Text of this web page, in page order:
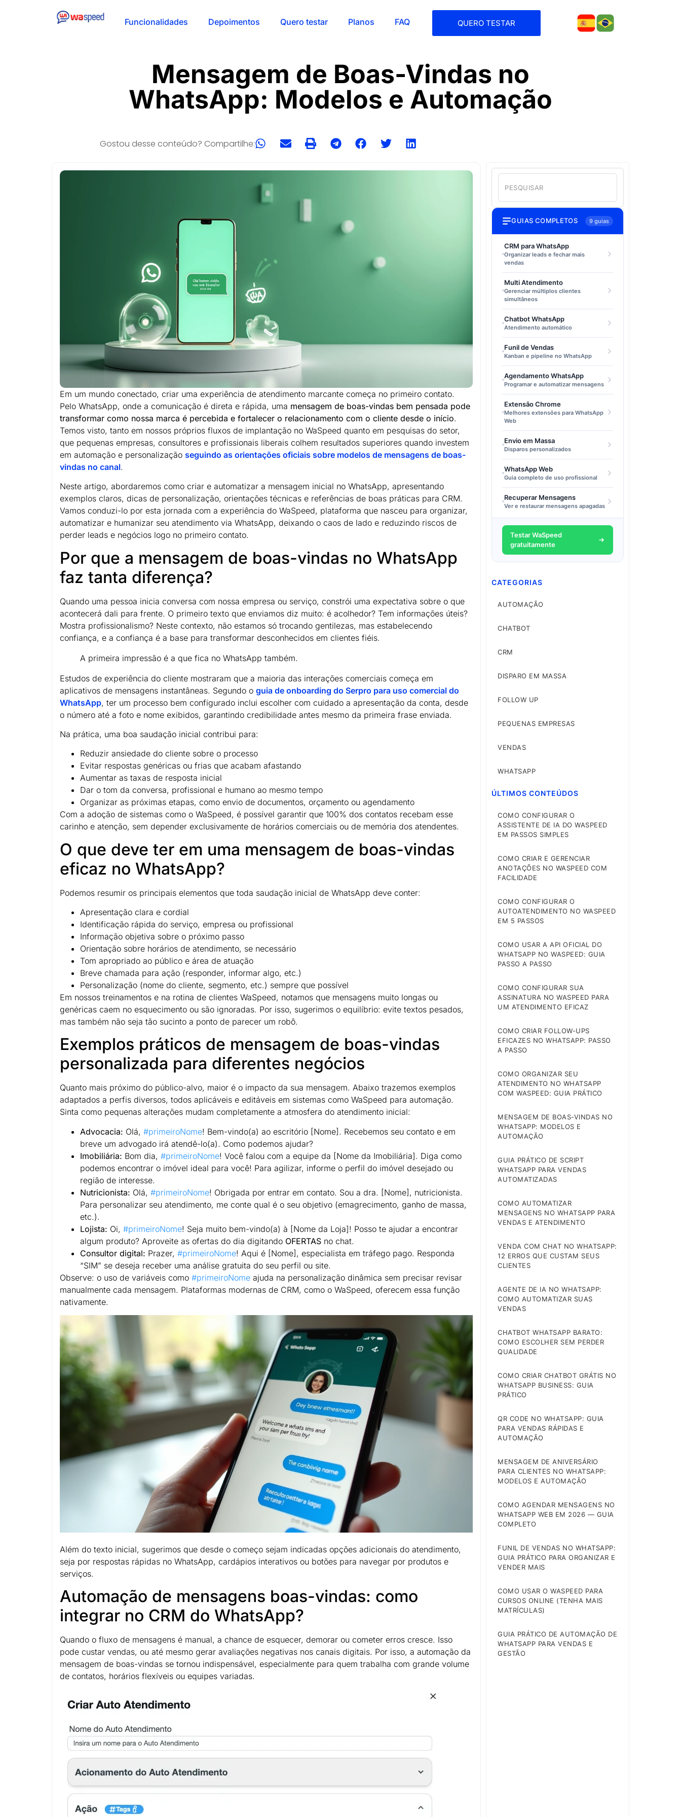
Funcionalidades Depoimentos Quero testar Planos FAQ QUERO TESTAR
Mensagem de Boas-Vindas no
WhatsApp: Modelos e Automação
Gostou desse conteúdo? Compartilhe:
Em um mundo conectado, criar uma experiência de atendimento marcante começa no primeiro contato.
Pelo WhatsApp, onde a comunicação é direta e rápida, uma mensagem de boas-vindas bem pensada pode
transformar como nossa marca é percebida e fortalecer o relacionamento com o cliente desde o início.
Temos visto, tanto em nossos próprios fluxos de implantação no WaSpeed quanto em pesquisas do setor,
que pequenas empresas, consultores e profissionais liberais colhem resultados superiores quando investem
em automação e personalização seguindo as orientações oficiais sobre modelos de mensagens de boas-
vindas no canal.
Neste artigo, abordaremos como criar e automatizar a mensagem inicial no WhatsApp, apresentando
exemplos claros, dicas de personalização, orientações técnicas e referências de boas práticas para CRM.
Vamos conduzi-lo por esta jornada com a experiência do WaSpeed, plataforma que nasceu para organizar,
automatizar e humanizar seu atendimento via WhatsApp, deixando o caos de lado e reduzindo riscos de
perder leads e negócios logo no primeiro contato.
Por que a mensagem de boas-vindas no WhatsApp
faz tanta diferença?
Quando uma pessoa inicia conversa com nossa empresa ou serviço, constrói uma expectativa sobre o que
acontecerá dali para frente. O primeiro texto que enviamos diz muito: é acolhedor? Tem informações úteis?
Mostra profissionalismo? Neste contexto, não estamos só trocando gentilezas, mas estabelecendo
confiança, e a confiança é a base para transformar desconhecidos em clientes fiéis.
A primeira impressão é a que fica no WhatsApp também.
Estudos de experiência do cliente mostraram que a maioria das interações comerciais começa em
aplicativos de mensagens instantâneas. Segundo o guia de onboarding do Serpro para uso comercial do
WhatsApp, ter um processo bem configurado inclui escolher com cuidado a apresentação da conta, desde
o número até a foto e nome exibidos, garantindo credibilidade antes mesmo da primeira frase enviada.
Na prática, uma boa saudação inicial contribui para:
Reduzir ansiedade do cliente sobre o processo
Evitar respostas genéricas ou frias que acabam afastando
Aumentar as taxas de resposta inicial
Dar o tom da conversa, profissional e humano ao mesmo tempo
Organizar as próximas etapas, como envio de documentos, orçamento ou agendamento
Com a adoção de sistemas como o WaSpeed, é possível garantir que 100% dos contatos recebam esse
carinho e atenção, sem depender exclusivamente de horários comerciais ou de memória dos atendentes.
O que deve ter em uma mensagem de boas-vindas
eficaz no WhatsApp?
Podemos resumir os principais elementos que toda saudação inicial de WhatsApp deve conter:
Apresentação clara e cordial
Identificação rápida do serviço, empresa ou profissional
Informação objetiva sobre o próximo passo
Orientação sobre horários de atendimento, se necessário
Tom apropriado ao público e área de atuação
Breve chamada para ação (responder, informar algo, etc.)
Personalização (nome do cliente, segmento, etc.) sempre que possível
Em nossos treinamentos e na rotina de clientes WaSpeed, notamos que mensagens muito longas ou
genéricas caem no esquecimento ou são ignoradas. Por isso, sugerimos o equilíbrio: evite textos pesados,
mas também não seja tão sucinto a ponto de parecer um robô.
Exemplos práticos de mensagem de boas-vindas
personalizada para diferentes negócios
Quanto mais próximo do público-alvo, maior é o impacto da sua mensagem. Abaixo trazemos exemplos
adaptados a perfis diversos, todos aplicáveis e editáveis em sistemas como WaSpeed para automação.
Sinta como pequenas alterações mudam completamente a atmosfera do atendimento inicial:
Advocacia: Olá, #primeiroNome! Bem-vindo(a) ao escritório [Nome]. Recebemos seu contato e em
breve um advogado irá atendê-lo(a). Como podemos ajudar?
Imobiliária: Bom dia, #primeiroNome! Você falou com a equipe da [Nome da Imobiliária]. Diga como
podemos encontrar o imóvel ideal para você! Para agilizar, informe o perfil do imóvel desejado ou
região de interesse.
Nutricionista: Olá, #primeiroNome! Obrigada por entrar em contato. Sou a dra. [Nome], nutricionista.
Para personalizar seu atendimento, me conte qual é o seu objetivo (emagrecimento, ganho de massa,
etc.).
Lojista: Oi, #primeiroNome! Seja muito bem-vindo(a) à [Nome da Loja]! Posso te ajudar a encontrar
algum produto? Aproveite as ofertas do dia digitando OFERTAS no chat.
Consultor digital: Prazer, #primeiroNome! Aqui é [Nome], especialista em tráfego pago. Responda
“SIM” se deseja receber uma análise gratuita do seu perfil ou site.
Observe: o uso de variáveis como #primeiroNome ajuda na personalização dinâmica sem precisar revisar
manualmente cada mensagem. Plataformas modernas de CRM, como o WaSpeed, oferecem essa função
nativamente.
Além do texto inicial, sugerimos que desde o começo sejam indicadas opções adicionais do atendimento,
seja por respostas rápidas no WhatsApp, cardápios interativos ou botões para navegar por produtos e
serviços.
Automação de mensagens boas-vindas: como
integrar no CRM do WhatsApp?
Quando o fluxo de mensagens é manual, a chance de esquecer, demorar ou cometer erros cresce. Isso
pode custar vendas, ou até mesmo gerar avaliações negativas nos canais digitais. Por isso, a automação da
mensagem de boas-vindas se tornou indispensável, especialmente para quem trabalha com grande volume
de contatos, horários flexíveis ou equipes variadas.
GUIAS COMPLETOS 9 guias
CRM para WhatsApp
Organizar leads e fechar mais
vendas
Multi Atendimento
Gerenciar múltiplos clientes
simultâneos
Chatbot WhatsApp
Atendimento automático
Funil de Vendas
Kanban e pipeline no WhatsApp
Agendamento WhatsApp
Programar e automatizar mensagens
Extensão Chrome
Melhores extensões para WhatsApp
Web
Envio em Massa
Disparos personalizados
WhatsApp Web
Guia completo de uso profissional
Recuperar Mensagens
Ver e restaurar mensagens apagadas
Testar WaSpeed
gratuitamente
CATEGORIAS
AUTOMAÇÃO
CHATBOT
CRM
DISPARO EM MASSA
FOLLOW UP
PEQUENAS EMPRESAS
VENDAS
WHATSAPP
ÚLTIMOS CONTEÚDOS
COMO CONFIGURAR O
ASSISTENTE DE IA DO WASPEED
EM PASSOS SIMPLES
COMO CRIAR E GERENCIAR
ANOTAÇÕES NO WASPEED COM
FACILIDADE
COMO CONFIGURAR O
AUTOATENDIMENTO NO WASPEED
EM 5 PASSOS
COMO USAR A API OFICIAL DO
WHATSAPP NO WASPEED: GUIA
PASSO A PASSO
COMO CONFIGURAR SUA
ASSINATURA NO WASPEED PARA
UM ATENDIMENTO EFICAZ
COMO CRIAR FOLLOW-UPS
EFICAZES NO WHATSAPP: PASSO
A PASSO
COMO ORGANIZAR SEU
ATENDIMENTO NO WHATSAPP
COM WASPEED: GUIA PRÁTICO
MENSAGEM DE BOAS-VINDAS NO
WHATSAPP: MODELOS E
AUTOMAÇÃO
GUIA PRÁTICO DE SCRIPT
WHATSAPP PARA VENDAS
AUTOMATIZADAS
COMO AUTOMATIZAR
MENSAGENS NO WHATSAPP PARA
VENDAS E ATENDIMENTO
VENDA COM CHAT NO WHATSAPP:
12 ERROS QUE CUSTAM SEUS
CLIENTES
AGENTE DE IA NO WHATSAPP:
COMO AUTOMATIZAR SUAS
VENDAS
CHATBOT WHATSAPP BARATO:
COMO ESCOLHER SEM PERDER
QUALIDADE
COMO CRIAR CHATBOT GRÁTIS NO
WHATSAPP BUSINESS: GUIA
PRÁTICO
QR CODE NO WHATSAPP: GUIA
PARA VENDAS RÁPIDAS E
AUTOMAÇÃO
MENSAGEM DE ANIVERSÁRIO
PARA CLIENTES NO WHATSAPP:
MODELOS E AUTOMAÇÃO
COMO AGENDAR MENSAGENS NO
WHATSAPP WEB EM 2026 — GUIA
COMPLETO
FUNIL DE VENDAS NO WHATSAPP:
GUIA PRÁTICO PARA ORGANIZAR E
VENDER MAIS
COMO USAR O WASPEED PARA
CURSOS ONLINE (TENHA MAIS
MATRÍCULAS)
GUIA PRÁTICO DE AUTOMAÇÃO DE
WHATSAPP PARA VENDAS E
GESTÃO